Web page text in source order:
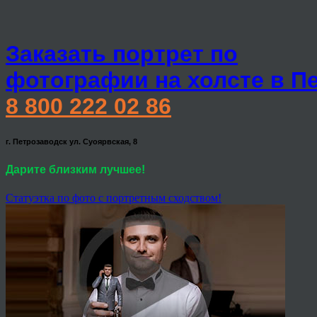
Заказать портрет по
фотографии на холсте в
8 800 222 02 86
г. Петрозаводск ул. Суоярвская, 8
Дарите близким лучшее!
Статуэтка по фото с портретным сходством!